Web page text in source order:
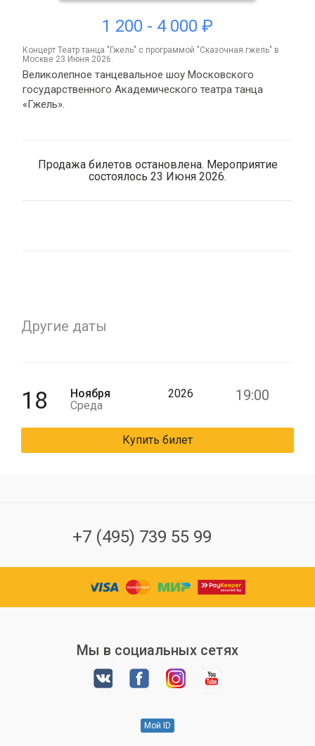
1 200 - 4 000 ₽
концерт Театр танца "Гжель" с программой "Сказочная гжель" в
Москве 23 Июня 2026.
Великолепное танцевальное шоу Московского
государственного Академического театра танца
«Гжель».
Продажа билетов остановлена. Мероприятие
состоялось 23 Июня 2026.
Другие даты
18
Ноября
Среда
2026 19:00
Купить билет
+7 (495) 739 55 99
Мы в социальных сетях
Мой ID